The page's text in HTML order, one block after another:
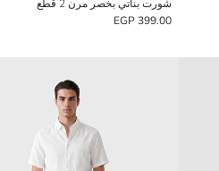
شورت بناتي بخصر مرن 2 قطع
399.00 EGP